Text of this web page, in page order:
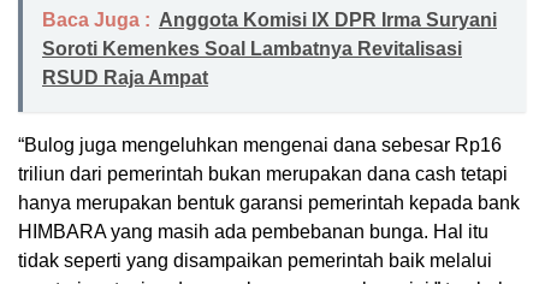
Baca Juga : Anggota Komisi IX DPR Irma Suryani
Soroti Kemenkes Soal Lambatnya Revitalisasi
RSUD Raja Ampat
“Bulog juga mengeluhkan mengenai dana sebesar Rp16
triliun dari pemerintah bukan merupakan dana cash tetapi
hanya merupakan bentuk garansi pemerintah kepada bank
HIMBARA yang masih ada pembebanan bunga. Hal itu
tidak seperti yang disampaikan pemerintah baik melalui